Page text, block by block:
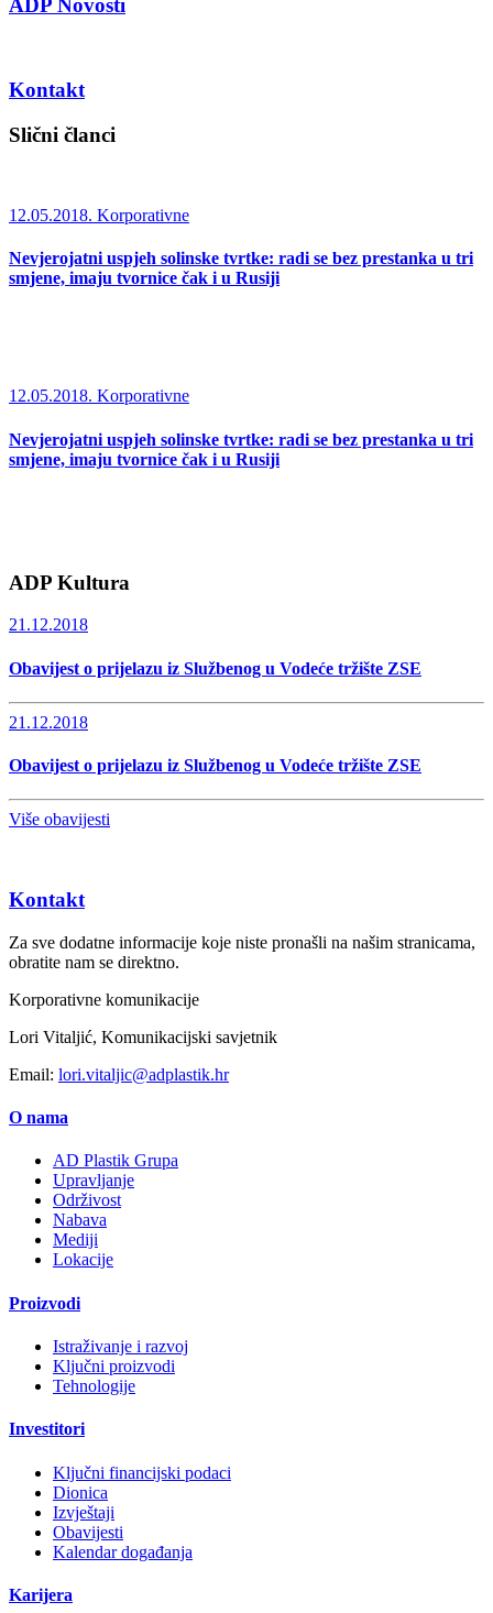
ADP Novosti
Kontakt
Slični članci
12.05.2018. Korporativne
Nevjerojatni uspjeh solinske tvrtke: radi se bez prestanka u tri
smjene, imaju tvornice čak i u Rusiji
12.05.2018. Korporativne
Nevjerojatni uspjeh solinske tvrtke: radi se bez prestanka u tri
smjene, imaju tvornice čak i u Rusiji
ADP Kultura
21.12.2018
Obavijest o prijelazu iz Službenog u Vodeće tržište ZSE
21.12.2018
Obavijest o prijelazu iz Službenog u Vodeće tržište ZSE
Više obavijesti
Kontakt
Za sve dodatne informacije koje niste pronašli na našim stranicama,
obratite nam se direktno.
Korporativne komunikacije
Lori Vitaljić, Komunikacijski savjetnik
Email: lori.vitaljic@adplastik.hr
O nama
AD Plastik Grupa
Upravljanje
Održivost
Nabava
Mediji
Lokacije
Proizvodi
Istraživanje i razvoj
Ključni proizvodi
Tehnologije
Investitori
Ključni financijski podaci
Dionica
Izvještaji
Obavijesti
Kalendar događanja
Karijera